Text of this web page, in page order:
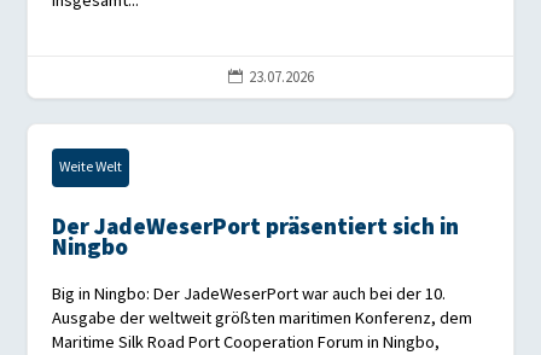
 23.07.2026
Weite Welt
Der JadeWeserPort präsentiert sich in
Ningbo
Big in Ningbo: Der JadeWeserPort war auch bei der 10.
Ausgabe der weltweit größten maritimen Konferenz, dem
Maritime Silk Road Port Cooperation Forum in Ningbo,